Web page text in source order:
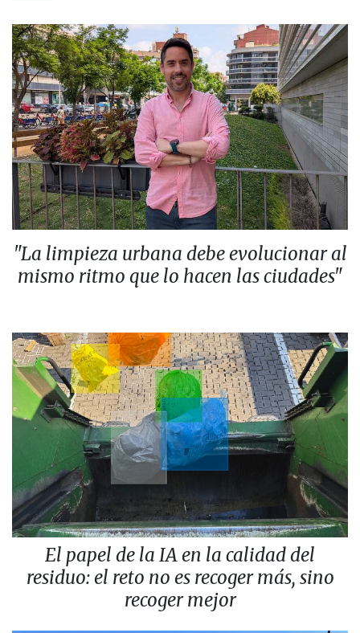
"La limpieza urbana debe evolucionar al
mismo ritmo que lo hacen las ciudades"
El papel de la IA en la calidad del
residuo: el reto no es recoger más, sino
recoger mejor